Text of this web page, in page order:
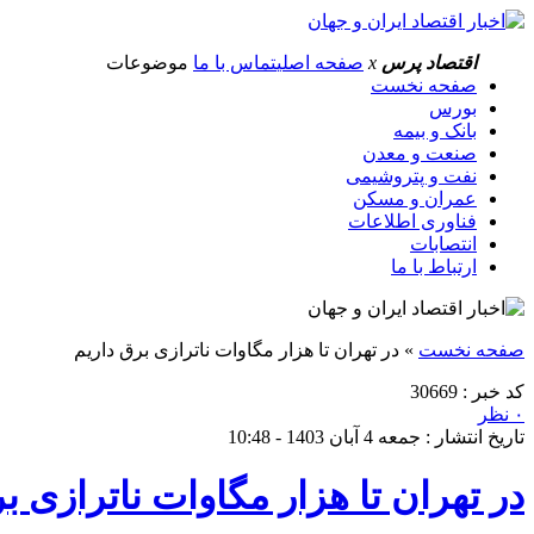
اقتصاد پرس x صفحه اصلیتماس با ما موضوعات
صفحه نخست
بورس
بانک و بیمه
صنعت و معدن
نفت و پتروشیمی
عمران و مسکن
فناوری اطلاعات
انتصابات
ارتباط با ما
صفحه نخست » در تهران تا هزار مگاوات ناترازی برق داریم
کد خبر : 30669
۰ نظر
تاریخ انتشار : جمعه 4 آبان 1403 - 10:48
در تهران تا هزار مگاوات ناترازی